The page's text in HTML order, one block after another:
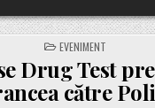
POSTED
IN
EVENIMENT
Drug Test
către